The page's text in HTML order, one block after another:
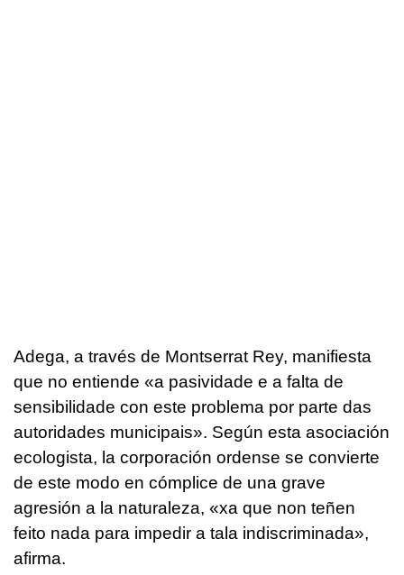
Adega, a través de Montserrat Rey, manifiesta
que no entiende «a pasividade e a falta de
sensibilidade con este problema por parte das
autoridades municipais». Según esta asociación
ecologista, la corporación ordense se convierte
de este modo en cómplice de una grave
agresión a la naturaleza, «xa que non teñen
feito nada para impedir a tala indiscriminada»,
afirma.